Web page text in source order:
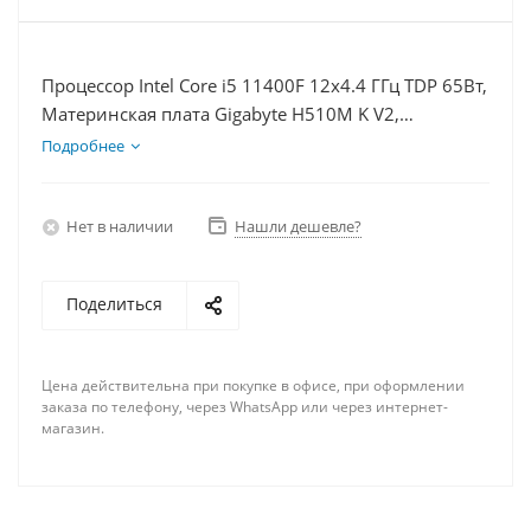
Процессор Intel Core i5 11400F 12x4.4 ГГц TDP 65Вт,
Материнская плата Gigabyte H510M K V2,
Видеокарта RTX 4070TiS 16Гб, Память DDR4 32Gb,
Подробнее
Нет в наличии Нашли дешевле?
Поделиться
Цена действительна при покупке в офисе, при оформлении
заказа по телефону, через WhatsApp или через интернет-
магазин.